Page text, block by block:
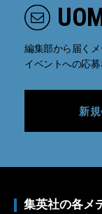
編集部から届く
イベントへの応
新
集英社の各メ